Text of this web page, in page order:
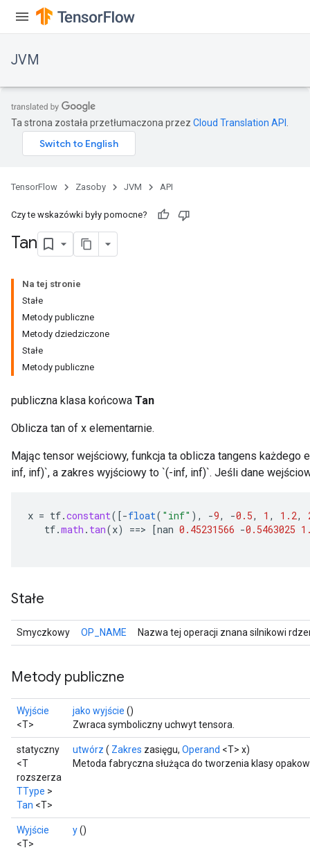
JVM
Ta strona została przetłumaczona przez Cloud Translation API
TensorFlow Zasoby JVM API
Czy te wskazówki były pomocne?
Tan
Na tej stronie
Stałe
Metody publiczne
Metody dziedziczone
Stałe
Metody publiczne
publiczna klasa końcowa Tan
Oblicza tan of x elementarnie.
Mając tensor wejściowy, funkcja ta oblicza tangens każdego
inf, inf)`, a zakres wyjściowy to `(-inf, inf)`. Jeśli dane
x = tf.constant( [-float( "inf" ), -9, -0.5, 1 , 1.2,
tf.math . tan(x) ==> [nan 0.45231566 -0.5463025
Stałe
Smyczkowy OP_NAME Nazwa tej operacji znana silnikowi
Metody publiczne
Wyjście
<T>
jako wyjście ()
Zwraca symboliczny uchwyt tensora.
statyczny
<T
rozszerza
TType >
Tan <T>
utwórz ( Zakres zasięgu, Operand <T> x)
Metoda fabryczna służąca do tworzenia klasy
Wyjście
<T>
y()